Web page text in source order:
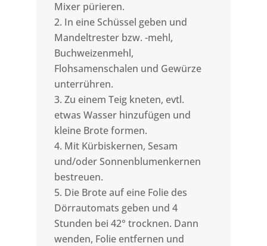
Mixer pürieren.
In eine Schüssel geben und
Mandeltrester bzw. -mehl,
Buchweizenmehl,
Flohsamenschalen und Gewürze
unterrühren.
Zu einem Teig kneten, evtl.
etwas Wasser hinzufügen und
kleine Brote formen.
Mit Kürbiskernen, Sesam
und/oder Sonnenblumenkernen
bestreuen.
Die Brote auf eine Folie des
Dörrautomats geben und 4
Stunden bei 42° trocknen. Dann
wenden, Folie entfernen und